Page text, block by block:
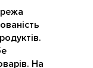
На